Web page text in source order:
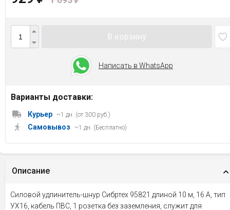
Написать в WhatsApp
Варианты доставки:
Курьер ~1 дн. (от 300 руб.)
Самовывоз ~1 дн. (Бесплатно)
Описание
Силовой удлинитель-шнур Сибртех 95821 длиной 10 м, 16 А, тип
УХ16, кабель ПВС, 1 розетка без заземления, служит для